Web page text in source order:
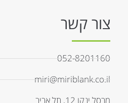
צור קשר
052-8201160
miri@miriblank.co.il
מרסל ינקו 12, תל אביב